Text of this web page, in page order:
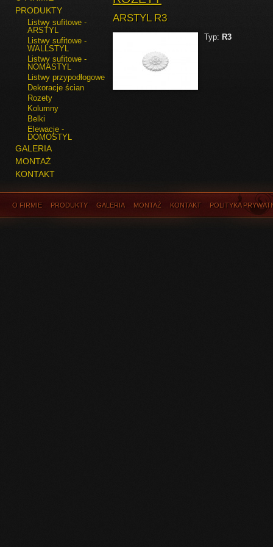
PRODUKTY
Listwy sufitowe -
ARSTYL
Listwy sufitowe -
WALLSTYL
Listwy sufitowe -
NOMASTYL
Listwy przypodłogowe
Dekoracje ścian
Rozety
Kolumny
Belki
Elewacje -
DOMOSTYL
GALERIA
MONTAŻ
KONTAKT
ARSTYL R3
Typ: R3
O FIRMIE PRODUKTY GALERIA MONTAŻ KONTAKT POLITYKA